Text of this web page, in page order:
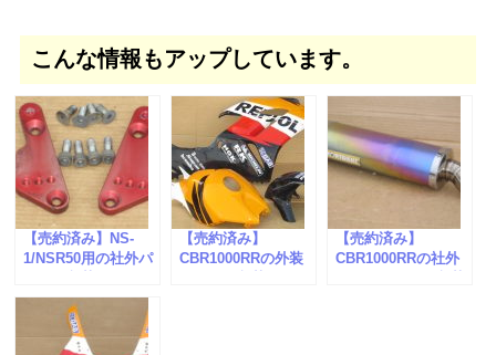
こんな情報もアップしています。
【売約済み】NS-
1/NSR50用の社外パ
た。
【売約済み】
CBR1000RRの外装
【売約済み】
CBR1000RRの社外